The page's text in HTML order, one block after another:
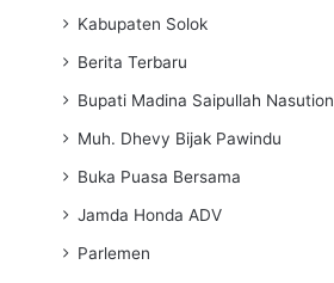
Kabupaten Solok
Berita Terbaru
Bupati Madina Saipullah Nasution
Muh. Dhevy Bijak Pawindu
Buka Puasa Bersama
Jamda Honda ADV
Parlemen